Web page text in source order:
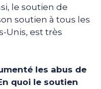
le soutien de
soutien à tous les
Unis, est très
les abus de
quoi le soutien